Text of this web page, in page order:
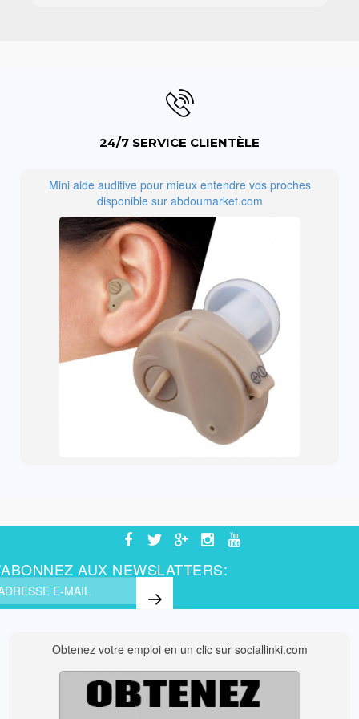
24/7 SERVICE CLIENTÈLE
Mini aide auditive pour mieux entendre vos proches
disponible sur abdoumarket.com
AUX NEWSLATTERS:
Obtenez votre emploi en un clic sur sociallinki.com